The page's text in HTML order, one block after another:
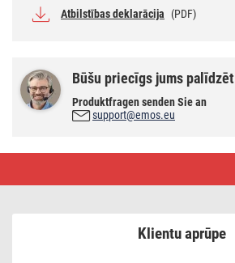
Atbilstības deklarācija (PDF)
Būšu priecīgs jums palīdzēt
Produktfragen senden Sie an
support@emos.eu
/
Klientu aprūpe